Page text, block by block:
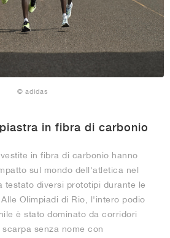
© adidas
in fibra di carbonio
in fibra di carbonio hanno
sul mondo dell'atletica nel
testato diversi prototipi durante le
Olimpiadi di Rio, l'intero podio
è stato dominato da corridori
senza nome con